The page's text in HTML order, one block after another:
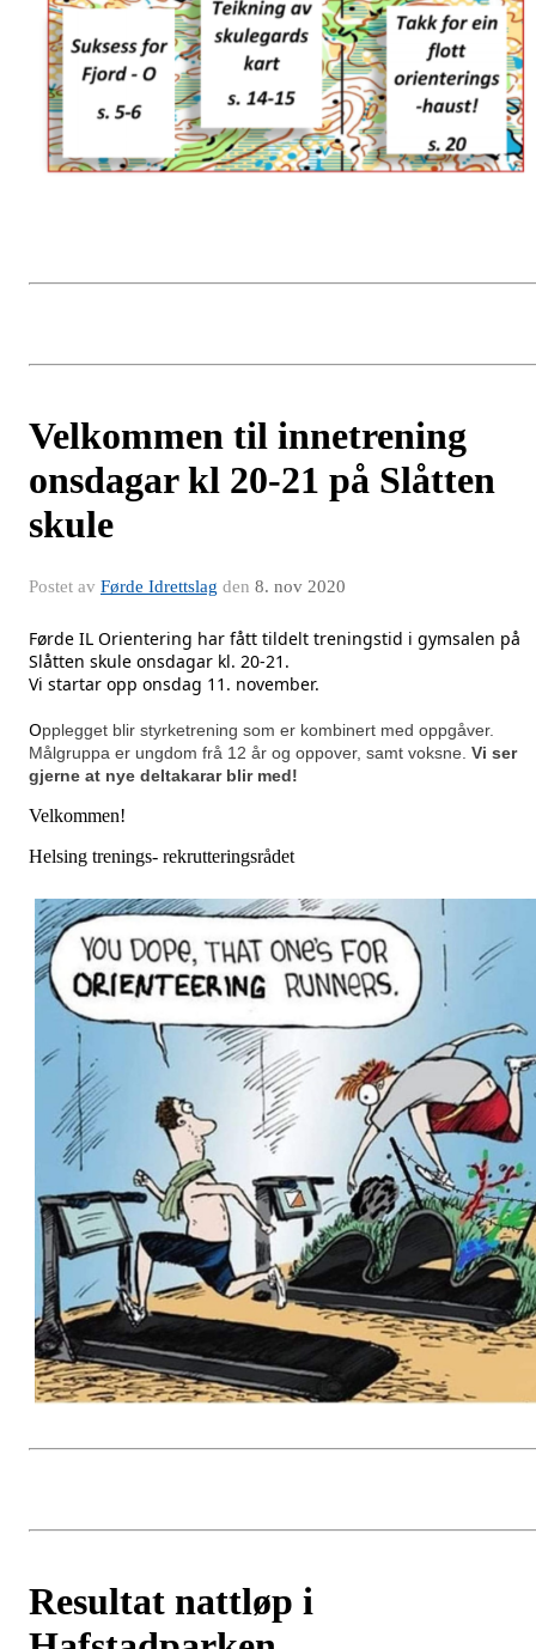
Velkommen til innetrening
onsdagar kl 20-21 på Slåtten
skule
Postet av Førde Idrettslag den 8. nov 2020
Førde IL Orientering har fått tildelt treningstid i gymsalen på
Slåtten skule onsdagar kl. 20-21.
Vi startar opp onsdag 11. november.
Opplegget blir styrketrening som er kombinert med oppgåver.
Målgruppa er ungdom frå 12 år og oppover, samt voksne. Vi ser
gjerne at nye deltakarar blir med!
Velkommen!
Helsing trenings- rekrutteringsrådet
Resultat nattløp i